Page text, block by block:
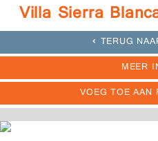
Villa Sierra
TERUG
MEER
VOEG TOE AAN